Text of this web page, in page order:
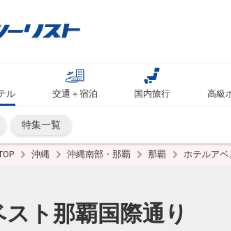
ル 交通＋宿泊 国内旅行 高級
特集一覧
沖縄 沖縄南部・那覇 那覇 ホテルア
ト那覇国際通り